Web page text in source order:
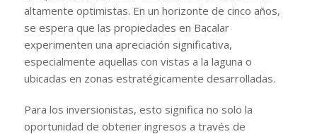
altamente optimistas. En un horizonte de cinco años,
se espera que las propiedades en Bacalar
experimenten una apreciación significativa,
especialmente aquellas con vistas a la laguna o
ubicadas en zonas estratégicamente desarrolladas.
Para los inversionistas, esto significa no solo la
oportunidad de obtener ingresos a través de